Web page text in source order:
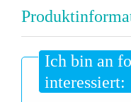
Ich bin an
interessiert: